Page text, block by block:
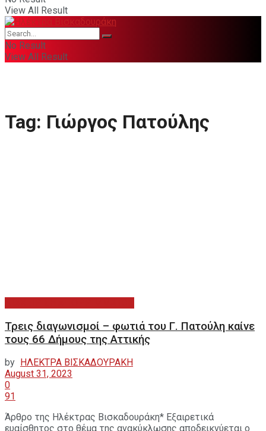
View All Result
No Result
View All Result
Tag: Γιώργος Πατούλης
Τρεις διαγωνισμοί – φωτιά του Γ. Πατούλη καίνε
τους 66 Δήμους της Αττικής
by
ΗΛΕΚΤΡΑ ΒΙΣΚΑΔΟΥΡΑΚΗ
August 31, 2023
0
91
Άρθρο της Ηλέκτρας Βισκαδουράκη* Εξαιρετικά
ευαίσθητος στο θέμα της ανακύκλωσης αποδεικνύεται ο